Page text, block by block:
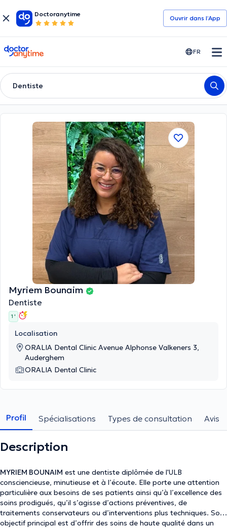
Doctoranytime
Ouvrir dans l’App
doctoranytime FR
Dentiste
Myriem Bounaim
Dentiste
1 '
Localisation
ORALIA Dental Clinic Avenue Alphonse Valkeners 3,
Auderghem
ORALIA Dental Clinic
Profil Spécialisations Types de consultation Avis
Description
MYRIEM BOUNAIM est une dentiste diplômée de l'ULB
consciencieuse, minutieuse et à l’écoute. Elle porte une attention
particulière aux besoins de ses patients ainsi qu’à l’excellence des
soins prodigués, qu’il s’agisse d’actions préventives, de
traitements conservateurs ou d’interventions plus techniques. Son
objectif principal est d’offrir des soins de haute qualité dans un